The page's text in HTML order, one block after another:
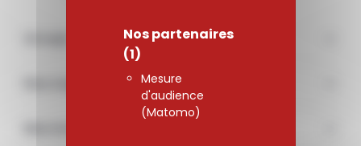
Nos partenaires
(1)
Mesure
d'audience
(Matomo)
Nos engagements